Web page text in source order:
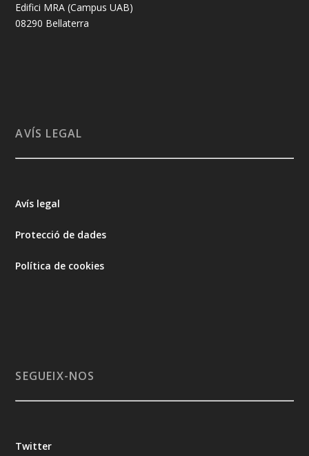
Edifici MRA (Campus UAB)
08290 Bellaterra
AVÍS LEGAL
Avís legal
Protecció de dades
Política de cookies
SEGUEIX-NOS
Twitter